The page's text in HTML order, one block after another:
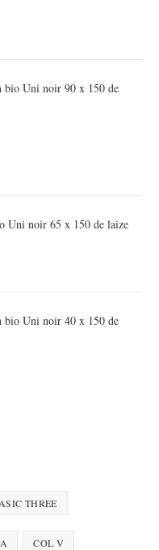
bio Uni noir 90 x 150 de
Uni noir 65 x 150 de laize
bio Uni noir 40 x 150 de
THREE
COL V